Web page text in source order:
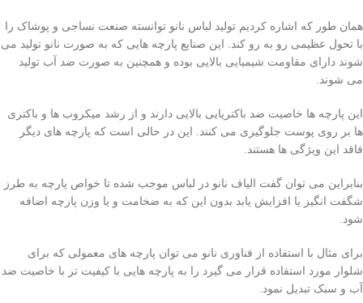
همان طور که اشاره کردیم تولید لباس نانو توانسته صنعت نساجی و پوشاک را
با تحول عظیمی رو به رو کند. این صنایع پارچه هایی که به صورت نانو تولید می
شوند دارای مقاومت شیمیایی بالایی بوده و همچنین به صورت ضد آب تولید
می شوند.
این پارچه ها خاصیت ضد باکتریایی بالایی دارند و از رشد میکروب ها و باکتری
ها بر روی پوست جلوگیری می کنند. این در حالی است که پارچه های دیگر
فاقد این ویژگی ها هستند.
بنابراین می توان گفت الیاف نانو در لباس موجب شده تا خواص پارچه به طرز
شگفت انگیز یا افزایش یابد بدون این که به ضخامت و یا وزن پارچه اضافه
شود.
برای مثال با استفاده از فناوری نانو می توان پارچه های معمولی که برای
شلوار مورد استفاده قرار می گیرد را به پارچه هایی با کیفیت تر با خاصیت ضد
آب و سبک تبدیل نمود.